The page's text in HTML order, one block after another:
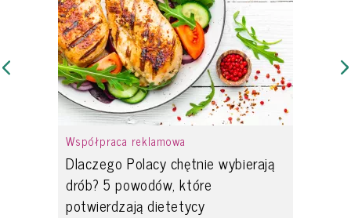
Współpraca reklamowa
Dlaczego Polacy chętnie wybierają
drób? 5 powodów, które
potwierdzają dietetycy